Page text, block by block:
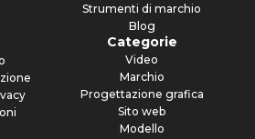
Strumenti di marchio
Blog
Categorie
Video
Marchio
Progettazione grafica
Sito web
Modello